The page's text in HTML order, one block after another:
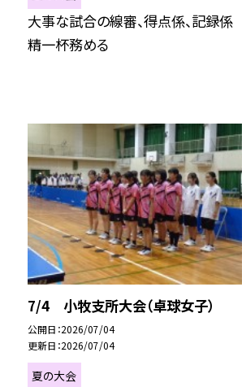
大事な試合の線審、得点係、記録係
精一杯務める
7/4 小牧支所大会（卓球女子）
公開日 2026/07/04
更新日 2026/07/04
夏の大会